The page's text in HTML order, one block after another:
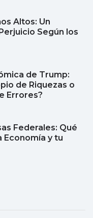
Altos: Un
Según los
de Trump:
de Riquezas o
Errores?
Federales: Qué
Economía y tu